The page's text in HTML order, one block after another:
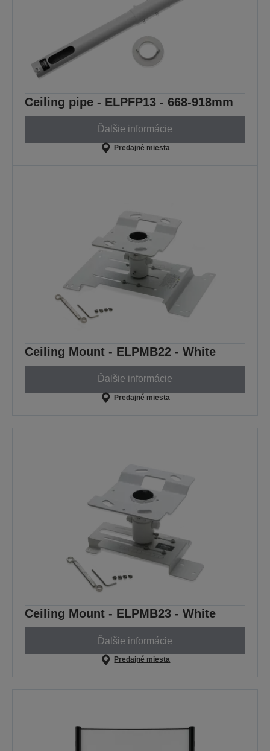
Ceiling pipe - ELPFP13 - 668-918mm
Ďalšie informácie
Predajné miesta
Ceiling Mount - ELPMB22 - White
Ďalšie informácie
Predajné miesta
Ceiling Mount - ELPMB23 - White
Ďalšie informácie
Predajné miesta